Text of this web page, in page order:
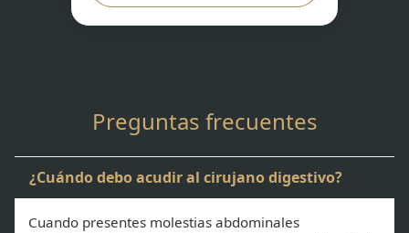
Preguntas frecuentes
¿Cuándo debo acudir al cirujano digestivo?
Cuando presentes molestias abdominales